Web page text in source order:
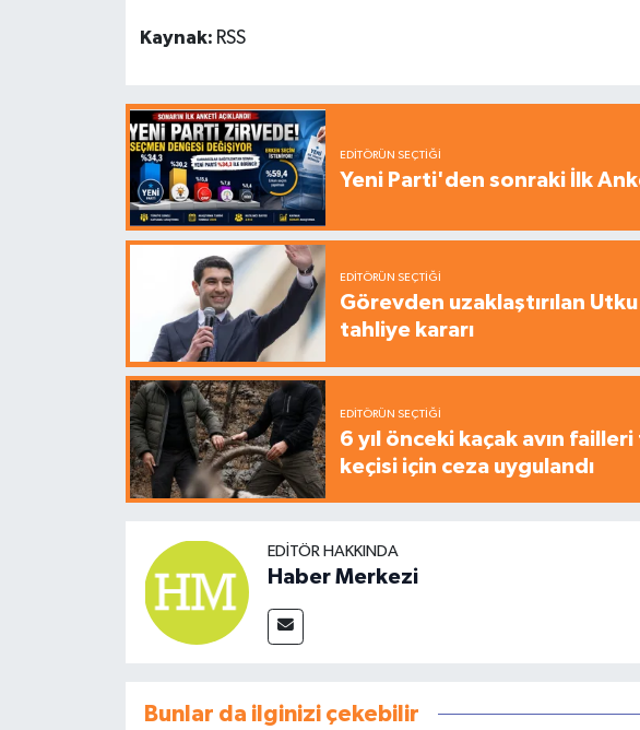
Kaynak: RSS
EDITÖRÜN SEÇTIĞI
Yeni Parti'den sonraki İlk
EDITÖRÜN SEÇTIĞI
Görevden uzaklaştırılan
tahliye kararı
EDITÖRÜN SEÇTIĞI
6 yıl önceki kaçak avın
keçisi için ceza uygulandı
EDITÖR HAKKINDA
Haber Merkezi
Bunlar da ilginizi çekebilir